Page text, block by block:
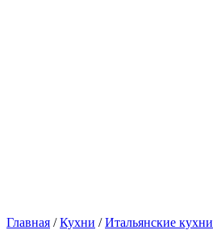
Главная /Кухни /Итальянские кухни